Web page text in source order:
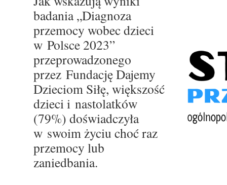
badania „Diagnoza
przemocy wobec dzieci
w Polsce 2023”
przeprowadzonego
przez Fundację Dajemy
Dzieciom Siłę, większość
dzieci i nastolatków
(79%) doświadczyła
w swoim życiu choć raz
przemocy lub
zaniedbania.